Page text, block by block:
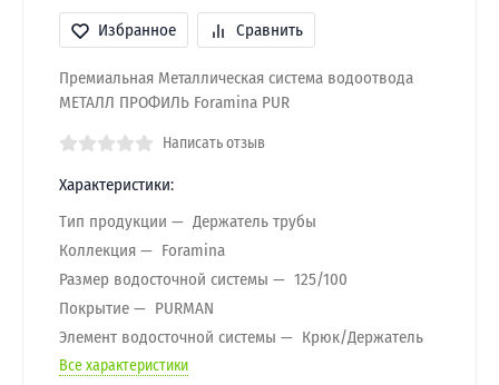
Избранное Сравнить
Премиальная Металлическая система водоотвода
МЕТАЛЛ ПРОФИЛЬ Foramina PUR
Написать отзыв
Характеристики:
Тип продукции
Держатель трубы
Коллекция
Foramina
Размер водосточной системы
125/100
Покрытие
PURMAN
Элемент водосточной системы
Крюк/Держатель
Все характеристики